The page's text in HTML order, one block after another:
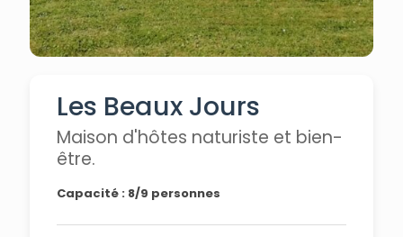
Les Beaux Jours
Maison d'hôtes naturiste et bien-
être.
Capacité : 8/9 personnes